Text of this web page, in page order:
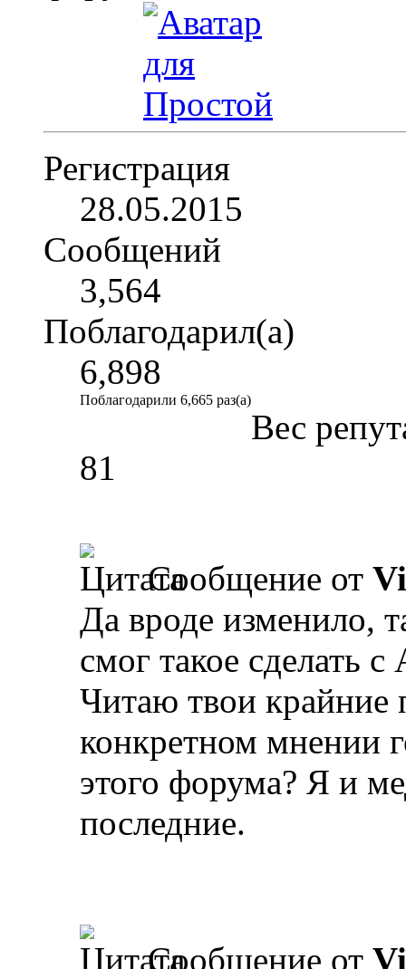
Регистрация
28.05.2015
Сообщений
3,564
Поблагодарил(а)
6,898
Поблагодарили 6,665 раз(а)
Вес
81
Сообщение от
Да вроде изменило,
смог такое сделать с
Читаю твои крайние
конкретном мнении
этого форума? Я и
последние.
Сообщение от